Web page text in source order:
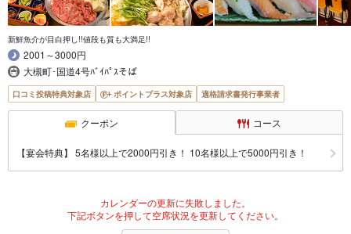
新鮮魚介が目白押し!!値段も質も大満足!!
2001～3000円
大槻町･国道4号ﾊﾞｲﾊﾟｽそば
口コミ投稿特典対象店 ポイントプラス対象店 適格請求書発行事業者
クーポン コース
【宴会特典】 5名様以上で2000円引き！ 10名様以上で5000円引き！
カレンダーの更新に失敗しました。
下記ボタンを押して空席状況を更新してください。